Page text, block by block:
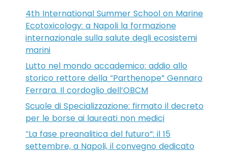
4th International Summer School on Marine
Ecotoxicology: a Napoli la formazione
internazionale sulla salute degli ecosistemi
marini
Lutto nel mondo accademico: addio allo
storico rettore della “Parthenope” Gennaro
Ferrara. Il cordoglio dell’OBCM
Scuole di Specializzazione: firmato il decreto
per le borse ai laureati non medici
“La fase preanalitica del futuro”: il 15
settembre, a Napoli, il convegno dedicato